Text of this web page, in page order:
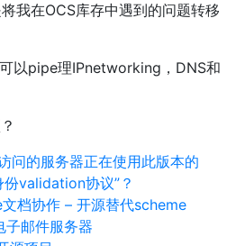
我在OCS库存中遇到的问题转移
以pipe理IPnetworking，DNS和
问的服务器正在使用此版本的
validation协议”？
档协作 – 开源替代scheme
子邮件服务器